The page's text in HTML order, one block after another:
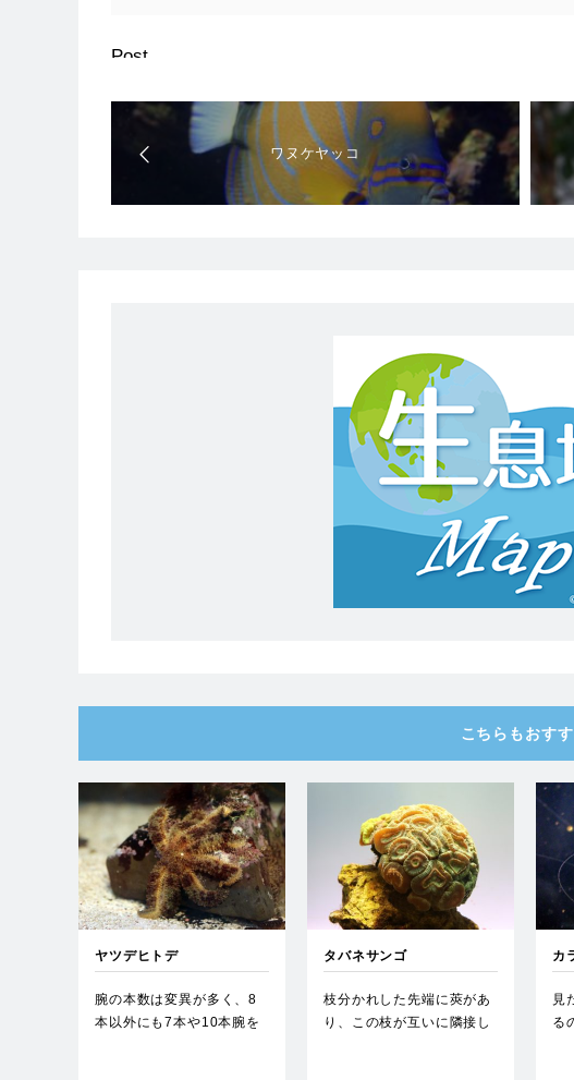
Post
ワヌケヤッコ
こちらもおす
ヤツデヒトデ
腕の本数は変異が多く、8
本以外にも7本や10本腕を
タバネサンゴ
枝分かれした先端に莢があ
り、この枝が互いに隣接し
カ
見
る